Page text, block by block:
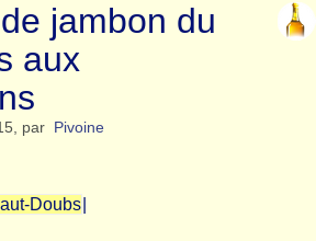
jambon du
aux
, par Pivoine
Doubs